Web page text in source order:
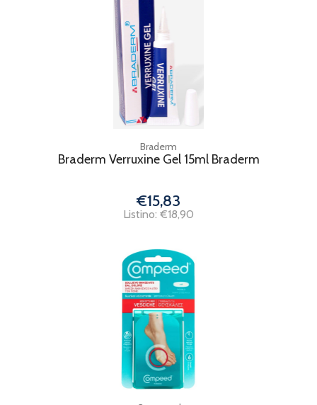
Braderm
Braderm Verruxine Gel 15ml Braderm
€15,83
Listino: €18,90